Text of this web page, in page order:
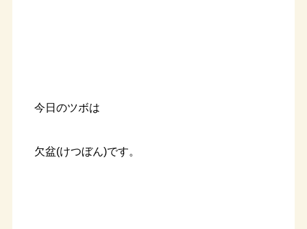
今日のツボは
欠盆(けつぼん)です。